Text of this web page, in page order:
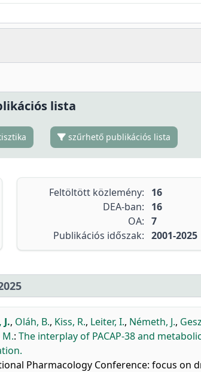
lista
szűrhető publikációs lista
Feltöltött közlemény:
16
DEA-ban:
16
OA: 7
Publikációs időszak: 2001-2025
, Oláh, B., Kiss, R., Leiter, I., Németh, J.,
: The interplay of PACAP-38 and
Pharmacology Conference: focus on